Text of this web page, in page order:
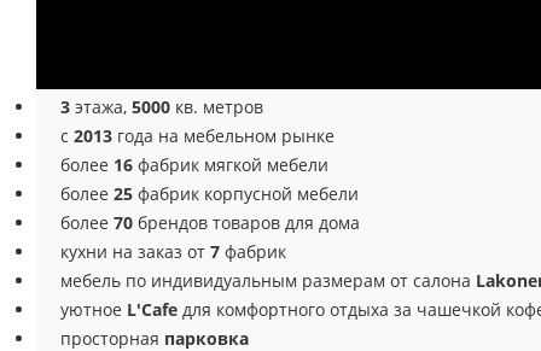
3 этажа, 5000 кв. метров
с 2013 года на мебельном рынке
более 16 фабрик мягкой мебели
более 25 фабрик корпусной мебели
более 70 брендов товаров для дома
кухни на заказ от 7 фабрик
мебель по индивидуальным размерам от салона
уютное L'Cafe для комфортного отдыха за чашечкой
просторная парковка